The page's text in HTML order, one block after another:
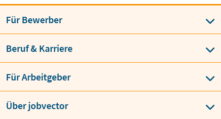
Für Bewerber
Beruf & Karriere
Für Arbeitgeber
Über jobvector